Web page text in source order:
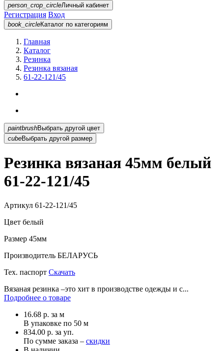
person_crop_circleЛичный кабинет
Регистрация Вход
book_circleКаталог по категориям
Главная
Каталог
Резинка
Резинка вязаная
61-22-121/45
paintbrush
Выбрать другой цвет
cubeВыбрать другой размер
Резинка вязаная 45мм белый
61-22-121/45
Артикул 61-22-121/45
Цвет белый
Размер 45мм
Производитель БЕЛАРУСЬ
Тех. паспорт Скачать
Вязаная резинка –это хит в производстве одежды и с...
Подробнее о товаре
16.68 р. за м
В упаковке по 50 м
834.00 р. за уп.
По сумме заказа – скидки